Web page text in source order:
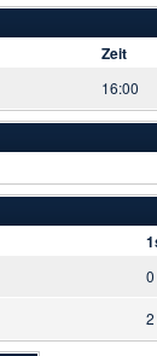
Zeit
16:00
0
2